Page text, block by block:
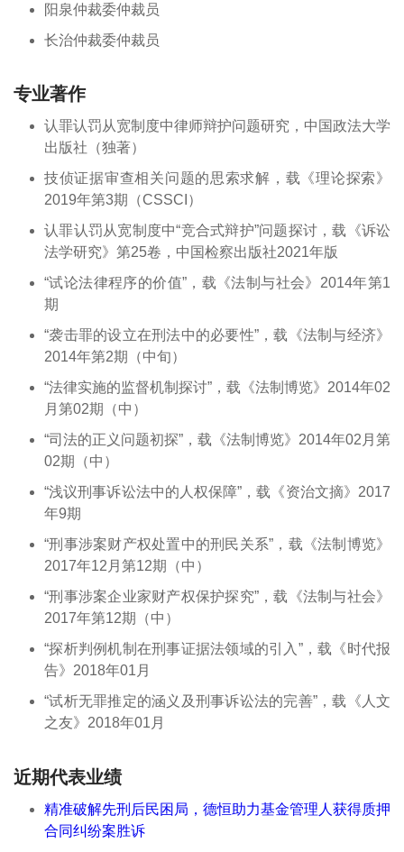
阳泉仲裁委仲裁员
长治仲裁委仲裁员
专业著作
认罪认罚从宽制度中律师辩护问题研究，中国政法大学
出版社（独著）
技侦证据审查相关问题的思索求解，载《理论探索》
2019年第3期（CSSCI）
认罪认罚从宽制度中“竞合式辩护”问题探讨，载《诉讼
法学研究》第25卷，中国检察出版社2021年版
“试论法律程序的价值”，载《法制与社会》2014年第1
期
“袭击罪的设立在刑法中的必要性”，载《法制与经济》
2014年第2期（中旬）
“法律实施的监督机制探讨”，载《法制博览》2014年02
月第02期（中）
“司法的正义问题初探”，载《法制博览》2014年02月第
02期（中）
“浅议刑事诉讼法中的人权保障”，载《资治文摘》2017
年9期
“刑事涉案财产权处置中的刑民关系”，载《法制博览》
2017年12月第12期（中）
“刑事涉案企业家财产权保护探究”，载《法制与社会》
2017年第12期（中）
“探析判例机制在刑事证据法领域的引入”，载《时代报
告》2018年01月
“试析无罪推定的涵义及刑事诉讼法的完善”，载《人文
之友》2018年01月
近期代表业绩
精准破解先刑后民困局，德恒助力基金管理人获得质押
合同纠纷案胜诉